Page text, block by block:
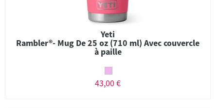
Yeti
Rambler®- Mug De 25 oz (710 ml) Avec couvercle
à paille
43,00 €